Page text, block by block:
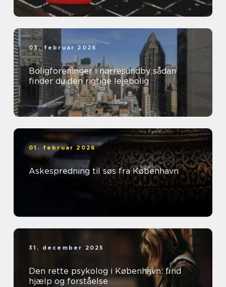
03. februar 2026
Boligforeninger i nørresundby sådan
finder du den rigtige lejebolig
01. februar 2026
Askespredning til søs fra København
31. december 2025
Den rette psykolog i København: find
hjælp og forståelse